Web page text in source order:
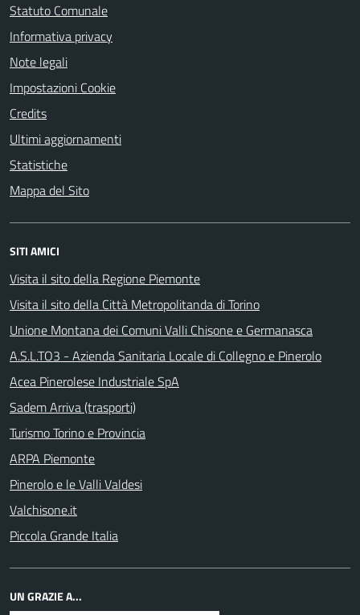
Statuto Comunale
Informativa privacy
Note legali
Impostazioni Cookie
Credits
Ultimi aggiornamenti
Statistiche
Mappa del Sito
SITI AMICI
Visita il sito della Regione Piemonte
Visita il sito della Città Metropolitanda di Torino
Unione Montana dei Comuni Valli Chisone e Germanasca
A.S.L.TO3 - Azienda Sanitaria Locale di Collegno e Pinerolo
Acea Pinerolese Industriale SpA
Sadem Arriva (trasporti)
Turismo Torino e Provincia
ARPA Piemonte
Pinerolo e le Valli Valdesi
Valchisone.it
Piccola Grande Italia
UN GRAZIE A...